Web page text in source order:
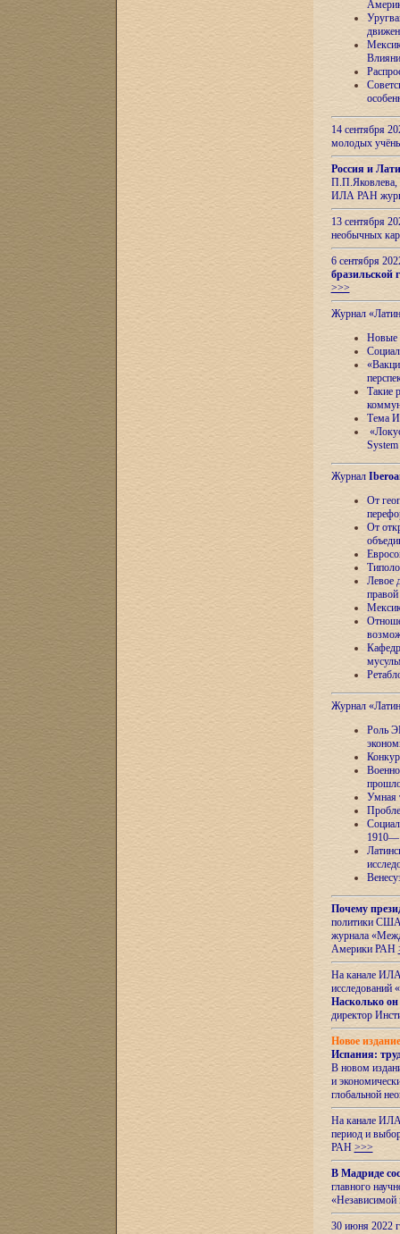
14 сентября
молодых
Россия и
П.П.Яковлева,
ИЛА РАН
13 сентября
необычных
6 сентября
бразильской
>>>
Журнал
Новые
Такие
Тема
Журнал
От
От
Левое
Журнал
Роль
Умная
Почему
политики США
журнала
Америки РАН
На канале ИЛА
исследований «
Насколько он
директор
Новое
Испания:
В новом
и
глобальной
На канале
период и
РАН >>>
В Мадриде
главного
«Независимой
30 июня 2022